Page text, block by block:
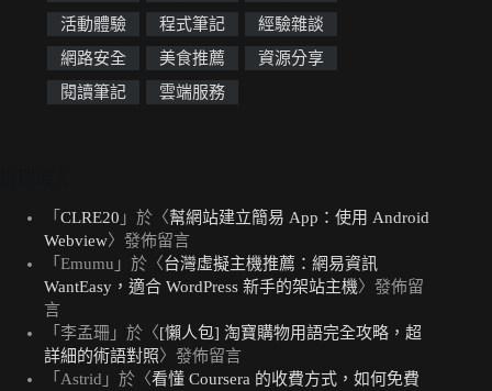
活動體驗
程式筆記
經驗雜談
網路安全
美食推薦
資源分享
閱讀筆記
雲端服務
「 CLRE20 」於〈幫網站建立簡易 App：使用 Android
Webview〉發佈留言
「 Emumu 」於〈台灣虛擬主機推薦：網易資訊
WantEasy，適合 WordPress 新手的架站主機〉發佈留
言
「 李孟珊 」於〈[懶人包] 淘寶購物用語完全攻略，超
詳細的術語對照〉發佈留言
「 Astrid 」於〈看懂 Coursera 的收費方式，如何免費